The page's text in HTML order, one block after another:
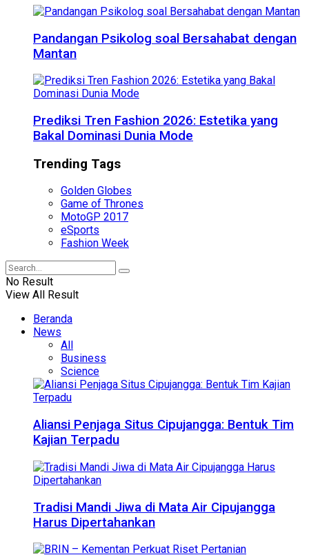
Pandangan Psikolog soal Bersahabat dengan
Mantan
Prediksi Tren Fashion 2026: Estetika yang
Bakal Dominasi Dunia Mode
Trending Tags
Golden Globes
Game of Thrones
MotoGP 2017
eSports
Fashion Week
No Result
View All Result
Beranda
News
All
Business
Science
Aliansi Penjaga Situs Cipujangga: Bentuk Tim
Kajian Terpadu
Tradisi Mandi Jiwa di Mata Air Cipujangga
Harus Dipertahankan